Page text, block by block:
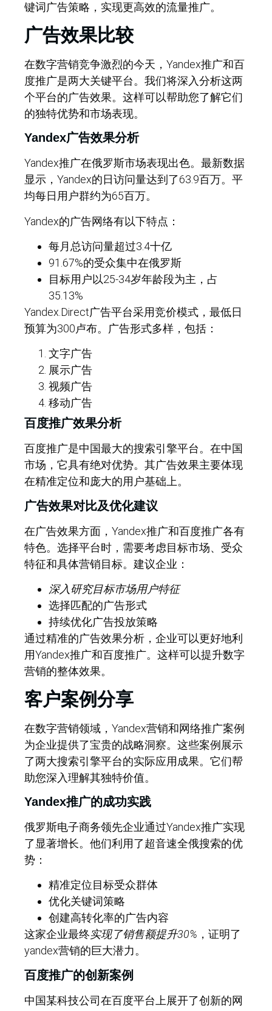
键词广告策略，实现更高效的流量推广。
广告效果比较
在数字营销竞争激烈的今天，Yandex推广和百
度推广是两大关键平台。我们将深入分析这两
个平台的广告效果。这样可以帮助您了解它们
的独特优势和市场表现。
Yandex广告效果分析
Yandex推广在俄罗斯市场表现出色。最新数据
显示，Yandex的日访问量达到了63.9百万。平
均每日用户群约为65百万。
Yandex的广告网络有以下特点：
每月总访问量超过3.4十亿
91.67%的受众集中在俄罗斯
目标用户以25-34岁年龄段为主，占
35.13%
Yandex.Direct广告平台采用竞价模式，最低日
预算为300卢布。广告形式多样，包括：
文字广告
展示广告
视频广告
移动广告
百度推广效果分析
百度推广是中国最大的搜索引擎平台。在中国
市场，它具有绝对优势。其广告效果主要体现
在精准定位和庞大的用户基础上。
广告效果对比及优化建议
在广告效果方面，Yandex推广和百度推广各有
特色。选择平台时，需要考虑目标市场、受众
特征和具体营销目标。建议企业：
深入研究目标市场用户特征
选择匹配的广告形式
持续优化广告投放策略
通过精准的广告效果分析，企业可以更好地利
用Yandex推广和百度推广。这样可以提升数字
营销的整体效果。
客户案例分享
在数字营销领域，Yandex营销和网络推广案例
为企业提供了宝贵的战略洞察。这些案例展示
了两大搜索引擎平台的实际应用成果。它们帮
助您深入理解其独特价值。
Yandex推广的成功实践
俄罗斯电子商务领先企业通过Yandex推广实现
了显著增长。他们利用了超音速全俄搜索的优
势：
精准定位目标受众群体
优化关键词策略
创建高转化率的广告内容
这家企业最终实现了销售额提升30% ，证明了
yandex营销的巨大潜力。
百度推广的创新案例
中国某科技公司在百度平台上展开了创新的网